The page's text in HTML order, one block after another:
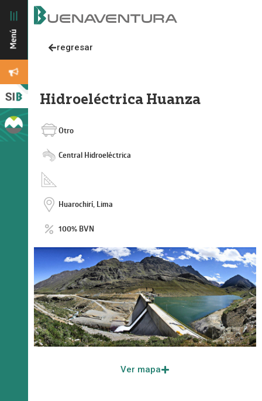
regresar
Hidroeléctrica Huanza
Otro
Central Hidroeléctrica
Huarochirí, Lima
100% BVN
Ver mapa